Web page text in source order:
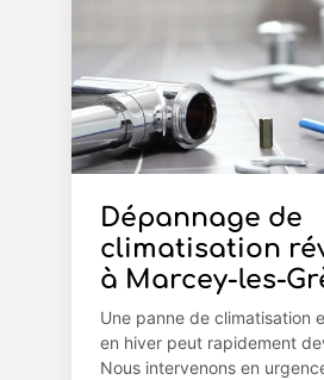
Dépannage de
climatisation
à Marcey-les-
Une panne de climatisation
en hiver peut rapidement
Nous intervenons en